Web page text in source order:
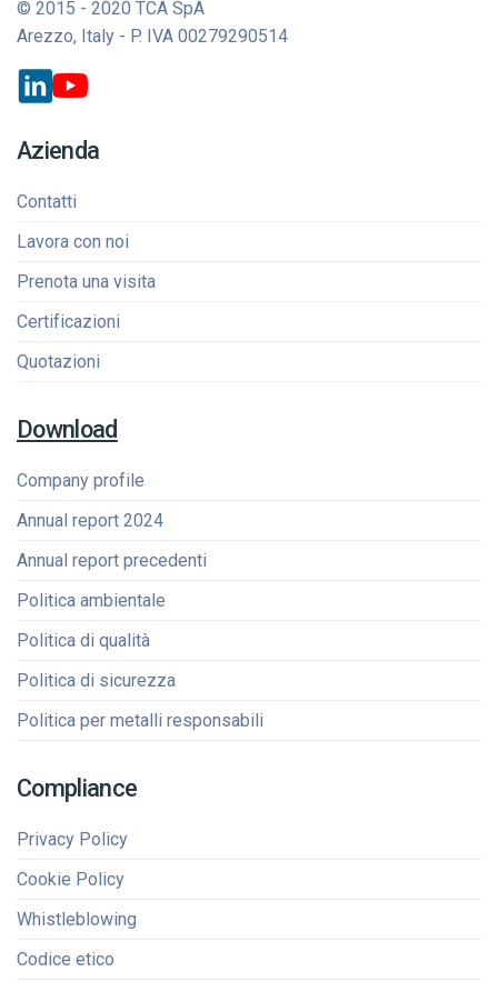
© 2015 - 2020 TCA SpA
Arezzo, Italy - P. IVA 00279290514
Azienda
Contatti
Lavora con noi
Prenota una visita
Certificazioni
Quotazioni
Download
Company profile
Annual report 2024
Annual report precedenti
Politica ambientale
Politica di qualità
Politica di sicurezza
Politica per metalli responsabili
Compliance
Privacy Policy
Cookie Policy
Whistleblowing
Codice etico